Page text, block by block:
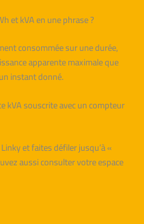
et kVA en une phrase ?
consommée sur une durée,
apparente maximale que
instant donné.
kVA souscrite avec un compteur
et faites défiler jusqu’à «
aussi consulter votre espace